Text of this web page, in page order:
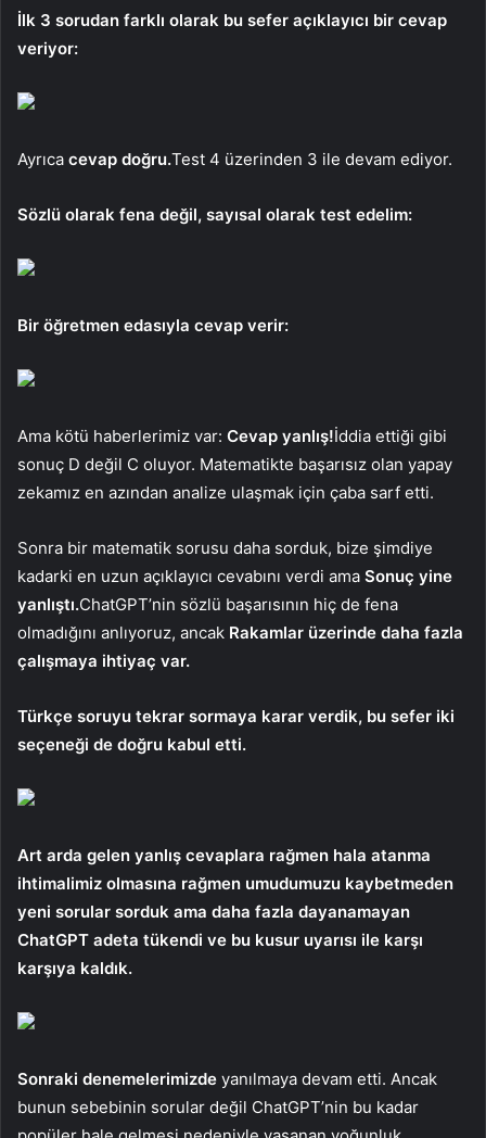
İlk 3 sorudan farklı olarak bu sefer açıklayıcı bir cevap
veriyor:
Ayrıca cevap doğru.Test 4 üzerinden 3 ile devam ediyor.
Sözlü olarak fena değil, sayısal olarak test edelim:
Bir öğretmen edasıyla cevap verir:
Ama kötü haberlerimiz var: Cevap yanlış!İddia ettiği gibi
sonuç D değil C oluyor. Matematikte başarısız olan yapay
zekamız en azından analize ulaşmak için çaba sarf etti.
Sonra bir matematik sorusu daha sorduk, bize şimdiye
kadarki en uzun açıklayıcı cevabını verdi ama Sonuç yine
yanlıştı.ChatGPT’nin sözlü başarısının hiç de fena
olmadığını anlıyoruz, ancak Rakamlar üzerinde daha fazla
çalışmaya ihtiyaç var.
Türkçe soruyu tekrar sormaya karar verdik, bu sefer iki
seçeneği de doğru kabul etti.
Art arda gelen yanlış cevaplara rağmen hala atanma
ihtimalimiz olmasına rağmen umudumuzu kaybetmeden
yeni sorular sorduk ama daha fazla dayanamayan
ChatGPT adeta tükendi ve bu kusur uyarısı ile karşı
karşıya kaldık.
Sonraki denemelerimizde yanılmaya devam etti. Ancak
bunun sebebinin sorular değil ChatGPT’nin bu kadar